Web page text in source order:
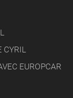
EUROPCAR